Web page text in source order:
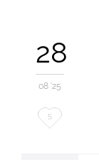
28
08 '25
Love
5